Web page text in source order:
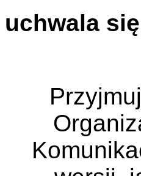
uchwala